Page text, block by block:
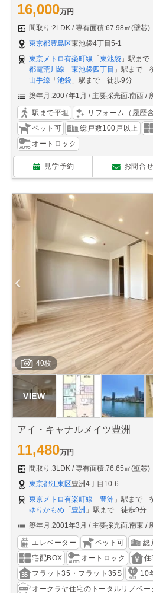
16,000万円
間取り:2LDK
専有面積:67.98㎡(壁芯)
東京都豊島区東池袋4丁目5-1
東京メトロ有楽町線 「東池袋 」駅ま
都電荒川線 「東池袋四丁目 」駅まで
山手線 「池袋 」駅まで 徒歩9分
築年月:2007年1月
主要採光面:南西
駅まで平坦 リフォーム（履歴含
ペット可
総戸数100戸以上
オートロック
見学予約 お問合せ
40枚
アイ・キャナルメイツ豊洲
11,480万円
間取り:3LDK
専有面積:76.65㎡(壁芯)
東京都江東区豊洲4丁目10-6
東京メトロ有楽町線 「 豊洲 」駅まで
ゆりかもめ 「 豊洲 」駅まで 徒歩9分
築年月:2001年3月
主要採光面:南東
エレベーター ペット可
総
宅配BOX
オートロック
住
フラット35・フラット35S
10
オークラヤ住宅のトータルリノベー